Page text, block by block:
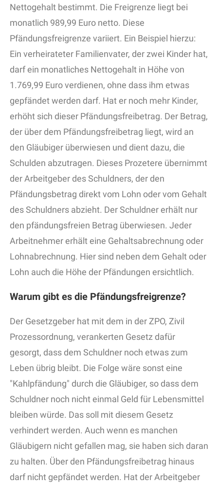
Nettogehalt bestimmt. Die Freigrenze liegt bei
monatlich 989,99 Euro netto. Diese
Pfändungsfreigrenze variiert. Ein Beispiel hierzu:
Ein verheirateter Familienvater, der zwei Kinder hat,
darf ein monatliches Nettogehalt in Höhe von
1.769,99 Euro verdienen, ohne dass ihm etwas
gepfändet werden darf. Hat er noch mehr Kinder,
erhöht sich dieser Pfändungsfreibetrag. Der Betrag,
der über dem Pfändungsfreibetrag liegt, wird an
den Gläubiger überwiesen und dient dazu, die
Schulden abzutragen. Dieses Prozetere übernimmt
der Arbeitgeber des Schuldners, der den
Pfändungsbetrag direkt vom Lohn oder vom Gehalt
des Schuldners abzieht. Der Schuldner erhält nur
den pfändungsfreien Betrag überwiesen. Jeder
Arbeitnehmer erhält eine Gehaltsabrechnung oder
Lohnabrechnung. Hier sind neben dem Gehalt oder
Lohn auch die Höhe der Pfändungen ersichtlich.
Warum gibt es die Pfändungsfreigrenze?
Der Gesetzgeber hat mit dem in der ZPO, Zivil
Prozessordnung, verankerten Gesetz dafür
gesorgt, dass dem Schuldner noch etwas zum
Leben übrig bleibt. Die Folge wäre sonst eine
"Kahlpfändung" durch die Gläubiger, so dass dem
Schuldner noch nicht einmal Geld für Lebensmittel
bleiben würde. Das soll mit diesem Gesetz
verhindert werden. Auch wenn es manchen
Gläubigern nicht gefallen mag, sie haben sich daran
zu halten. Über den Pfändungsfreibetrag hinaus
darf nicht gepfändet werden. Hat der Arbeitgeber